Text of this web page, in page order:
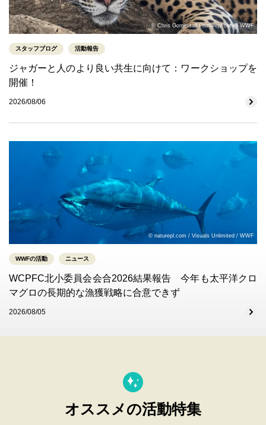
© Chris Gomersall / naturepl.com / WWF
スタッフブログ 活動報告
ジャガーと人のより良い共生に向けて：ワークショップを
開催！
2026/08/06
© naturepl.com / Visuals Unlimited / WWF
WWFの活動 ニュース
WCPFC北小委員会会合2026結果報告 今年も太平洋クロ
マグロの長期的な漁獲戦略に合意できず
2026/08/05
オススメの活動特集